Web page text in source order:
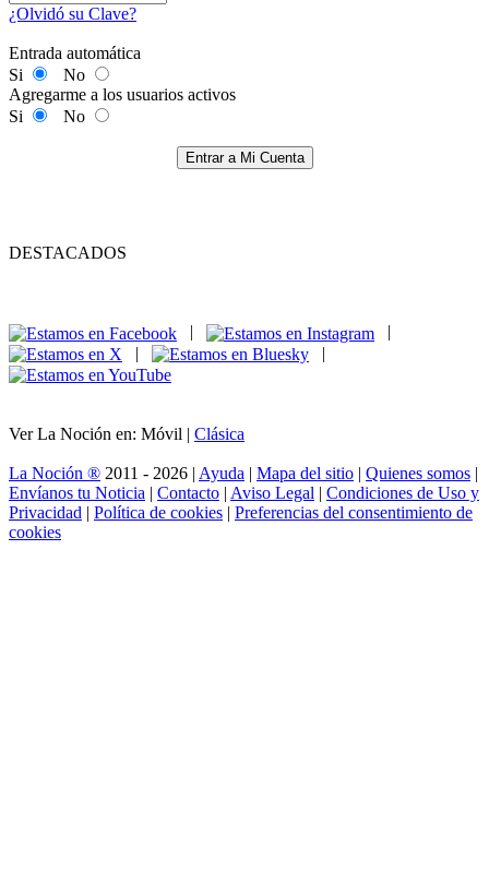
¿Olvidó su Clave?
Entrada automática
Si
No
Agregarme a los usuarios activos
Si
No
Entrar a Mi Cuenta
DESTACADOS
|
|
Ver La Noción en: Móvil | Clásica
La Noción ® 2011 - 2026 | Ayuda | Mapa del sitio | Quienes somos |
Envíanos tu Noticia | Contacto | Aviso Legal | Condiciones de Uso y
Privacidad | Política de cookies | Preferencias del consentimiento de
cookies